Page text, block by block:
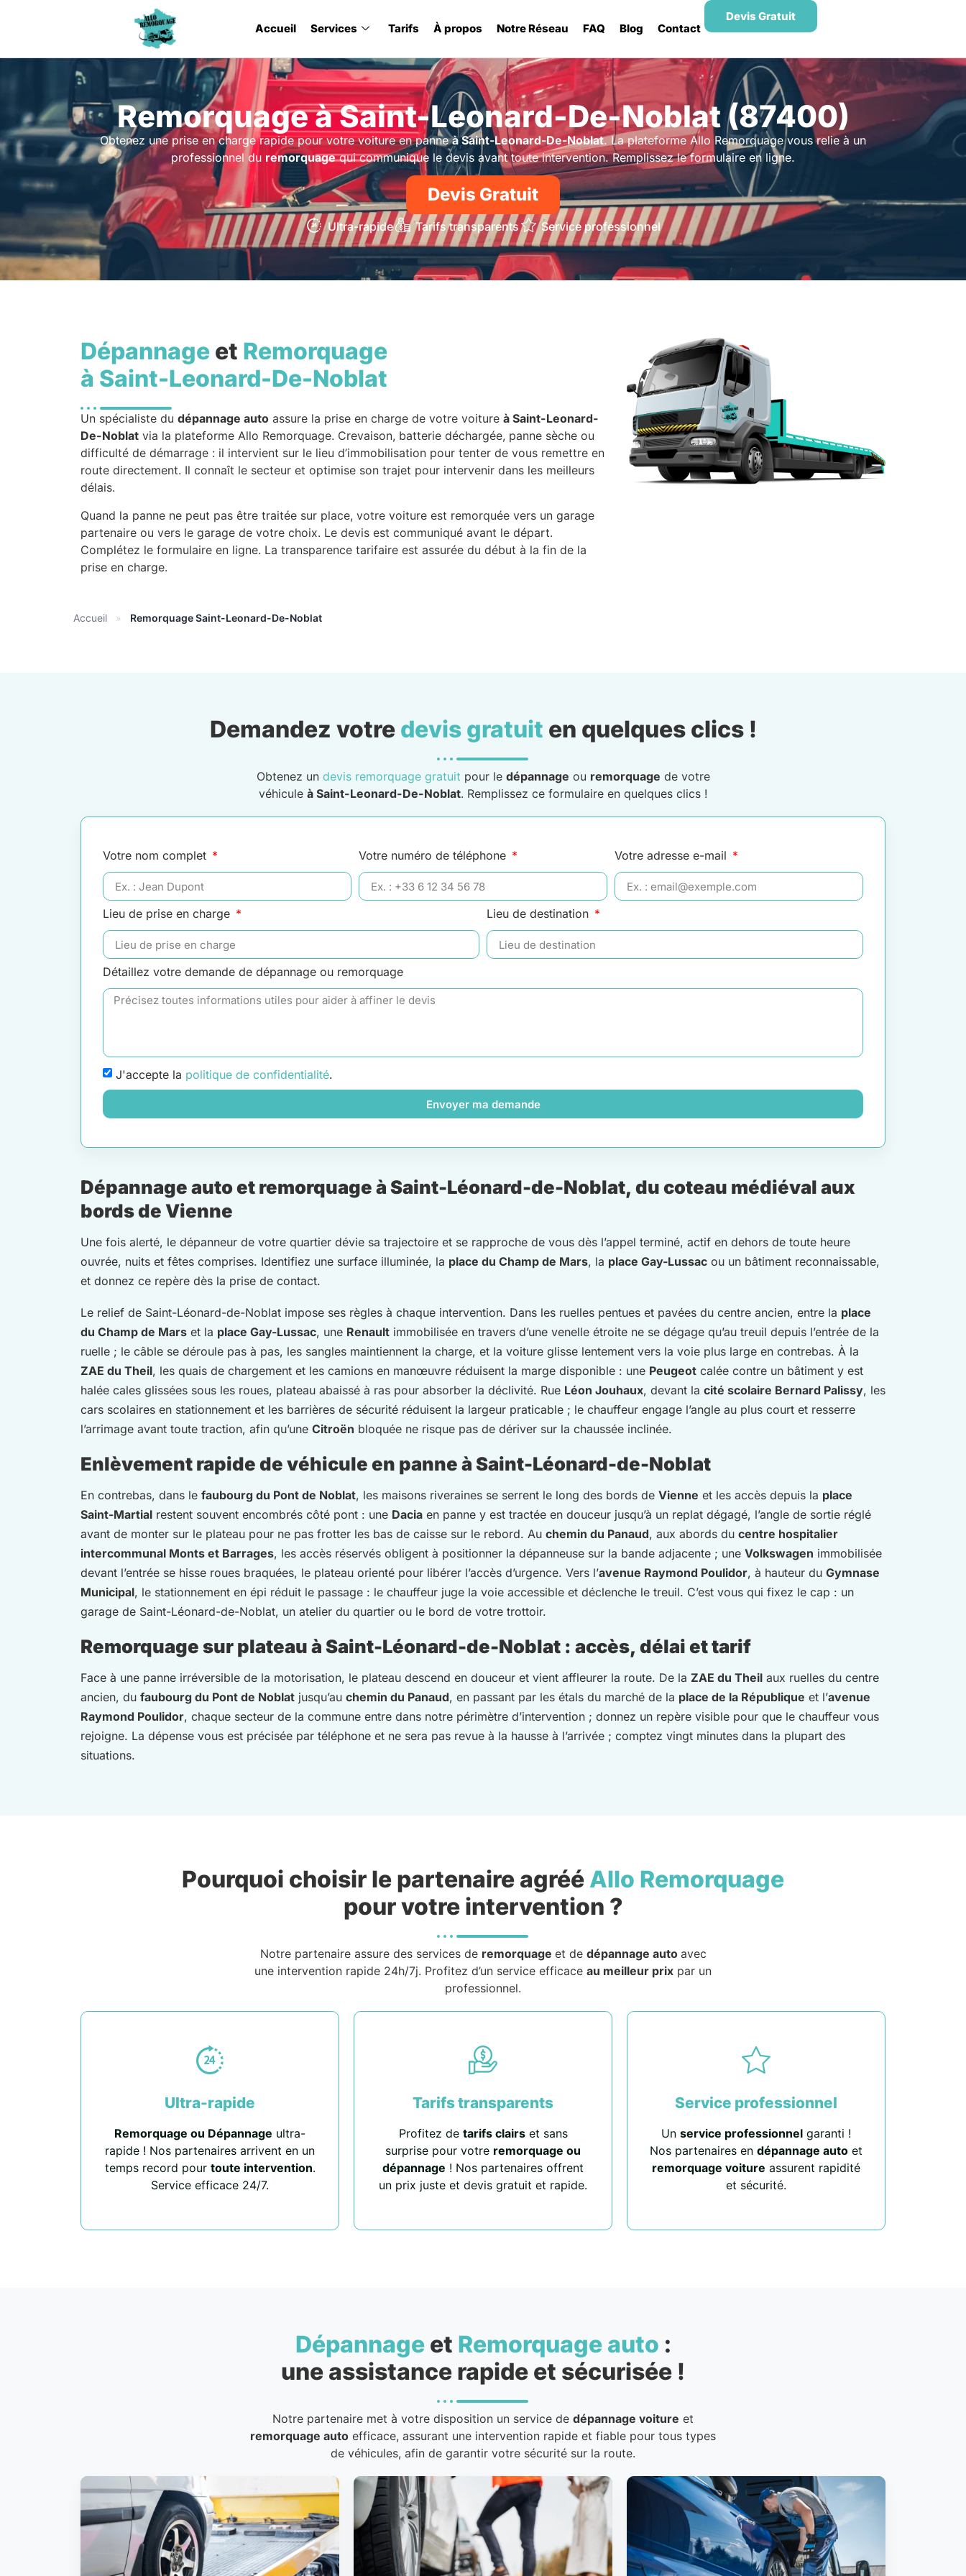
Accueil Services Tarifs À propos Notre Réseau FAQ Blog Contact
Devis Gratuit
Remorquage à Saint-Leonard-De-Noblat (87400)
Obtenez une prise en charge rapide pour votre voiture en panneà Saint-Leonard-De-Noblat. La plateforme Allo Remorquage vous relie à un
professionnel du remorquagequi communique le devis avant toute intervention. Remplissez le formulaire en ligne.
Devis Gratuit
Ultra-rapide Tarifs transparents Service professionnel
Dépannage et Remorquage
à Saint-Leonard-De-Noblat
Un spécialiste du dépannage auto assure la prise en charge de votre voiture à Saint-Leonard-
De-Noblat via la plateforme Allo Remorquage. Crevaison, batterie déchargée, panne sèche ou
difficulté de démarrage : il intervient sur le lieu d’immobilisation pour tenter de vous remettre en
route directement. Il connaît le secteur et optimise son trajet pour intervenir dans les meilleurs
délais.
Quand la panne ne peut pas être traitée sur place, votre voiture est remorquée vers un garage
partenaire ou vers le garage de votre choix. Le devis est communiqué avant le départ.
Complétez le formulaire en ligne. La transparence tarifaire est assurée du début à la fin de la
prise en charge.
Accueil » Remorquage Saint-Leonard-De-Noblat
Demandez votre devis gratuit en quelques clics !
Obtenez un devis remorquage gratuit pour le dépannage ou remorquage de votre
véhicule à Saint-Leonard-De-Noblat. Remplissez ce formulaire en quelques clics !
Votre nom complet Votre numéro de téléphone Votre adresse e-mail
Lieu de prise en charge Lieu de destination
Détaillez votre demande de dépannage ou remorquage
J'accepte la politique de confidentialité.
Envoyer ma demande
Dépannage auto et remorquage à Saint-Léonard-de-Noblat, du coteau médiéval aux
bords de Vienne
Une fois alerté, le dépanneur de votre quartier dévie sa trajectoire et se rapproche de vous dès l’appel terminé, actif en dehors de toute heure
ouvrée, nuits et fêtes comprises. Identifiez une surface illuminée, la place du Champ de Mars, la place Gay-Lussac ou un bâtiment reconnaissable,
et donnez ce repère dès la prise de contact.
Le relief de Saint-Léonard-de-Noblat impose ses règles à chaque intervention. Dans les ruelles pentues et pavées du centre ancien, entre la place
du Champ de Mars et la place Gay-Lussac, une Renault immobilisée en travers d’une venelle étroite ne se dégage qu’au treuil depuis l’entrée de la
ruelle ; le câble se déroule pas à pas, les sangles maintiennent la charge, et la voiture glisse lentement vers la voie plus large en contrebas. À la
ZAE du Theil, les quais de chargement et les camions en manœuvre réduisent la marge disponible : une Peugeot calée contre un bâtiment y est
halée cales glissées sous les roues, plateau abaissé à ras pour absorber la déclivité. Rue Léon Jouhaux, devant la cité scolaire Bernard Palissy, les
cars scolaires en stationnement et les barrières de sécurité réduisent la largeur praticable ; le chauffeur engage l’angle au plus court et resserre
l’arrimage avant toute traction, afin qu’une Citroën bloquée ne risque pas de dériver sur la chaussée inclinée.
Enlèvement rapide de véhicule en panne à Saint-Léonard-de-Noblat
En contrebas, dans le faubourg du Pont de Noblat, les maisons riveraines se serrent le long des bords de Vienne et les accès depuis la place
Saint-Martial restent souvent encombrés côté pont : une Dacia en panne y est tractée en douceur jusqu’à un replat dégagé, l’angle de sortie réglé
avant de monter sur le plateau pour ne pas frotter les bas de caisse sur le rebord. Au chemin du Panaud, aux abords du centre hospitalier
intercommunal Monts et Barrages, les accès réservés obligent à positionner la dépanneuse sur la bande adjacente ; une Volkswagen immobilisée
devant l’entrée se hisse roues braquées, le plateau orienté pour libérer l’accès d’urgence. Vers l’avenue Raymond Poulidor, à hauteur du Gymnase
Municipal, le stationnement en épi réduit le passage : le chauffeur juge la voie accessible et déclenche le treuil. C’est vous qui fixez le cap : un
garage de Saint-Léonard-de-Noblat, un atelier du quartier ou le bord de votre trottoir.
Remorquage sur plateau à Saint-Léonard-de-Noblat : accès, délai et tarif
Face à une panne irréversible de la motorisation, le plateau descend en douceur et vient affleurer la route. De la ZAE du Theil aux ruelles du centre
ancien, du faubourg du Pont de Noblat jusqu’au chemin du Panaud, en passant par les étals du marché de la place de la République et l’avenue
Raymond Poulidor, chaque secteur de la commune entre dans notre périmètre d’intervention ; donnez un repère visible pour que le chauffeur vous
rejoigne. La dépense vous est précisée par téléphone et ne sera pas revue à la hausse à l’arrivée ; comptez vingt minutes dans la plupart des
situations.
Pourquoi choisir le partenaire agréé Allo Remorquage
pour votre intervention ?
Notre partenaire assure des services de remorquage et de dépannage auto avec
une intervention rapide 24h/7j. Profitez d’un service efficace au meilleur prix par un
professionnel.
Ultra-rapide
Remorquage ou Dépannage ultra-
rapide ! Nos partenaires arrivent en un
temps record pour toute intervention.
Service efficace 24/7.
Tarifs transparents
Profitez de tarifs clairset sans
surprise pour votre remorquage ou
dépannage ! Nos partenaires offrent
un prix juste et devis gratuit et rapide.
Service professionnel
Un service professionnel garanti !
Nos partenaires en dépannage auto et
remorquage voiture assurent rapidité
et sécurité.
Dépannageet Remorquage auto :
une assistance rapide et sécurisée !
Notre partenaire met à votre disposition un service de dépannage voiture et
remorquage auto efficace, assurant une intervention rapide et fiable pour tous types
de véhicules, afin de garantir votre sécurité sur la route.